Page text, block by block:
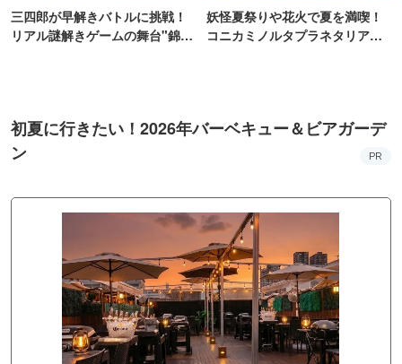
三四郎が早解きバトルに挑戦！
リアル謎解きゲームの舞台"錦糸
妖怪夏祭りや花火で夏を満喫！
コニカミノルタプラネタリア
初夏に行きたい！2026年バーベキュー＆ビアガーデ
ン
PR